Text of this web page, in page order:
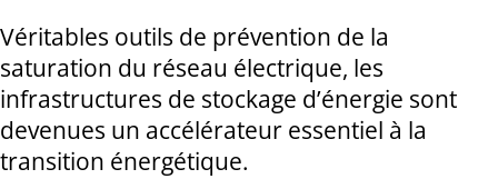
Véritables outils de prévention de la
saturation du réseau électrique, les
infrastructures de stockage d’énergie sont
devenues un accélérateur essentiel à la
transition énergétique.